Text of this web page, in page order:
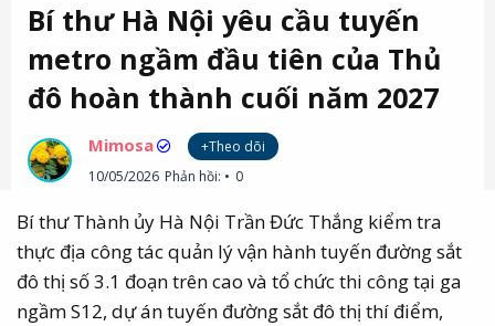
Bí thư Hà Nội yêu cầu tuyến
metro ngầm đầu tiên của Thủ
đô hoàn thành cuối năm 2027
Mimosa
+Theo dõi
10/05/2026 Phản hồi: 0
Bí thư Thành ủy Hà Nội Trần Đức Thắng kiểm tra
thực địa công tác quản lý vận hành tuyến đường sắt
đô thị số 3.1 đoạn trên cao và tổ chức thi công tại ga
ngầm S12, dự án tuyến đường sắt đô thị thí điểm,